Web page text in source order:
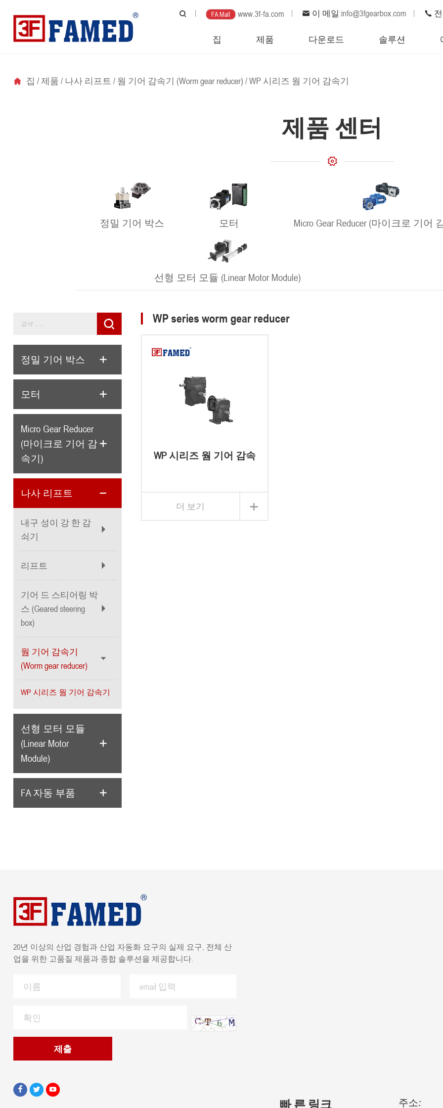
이 메일:info@3fgearbox.com
FA Mall www.3f-fa.com
집 제품 다운로드 솔루션
집 /제품 / 나사 리프트 / 웜 기어 감속기 (Worm gear reducer) /WP 시리즈 웜 기어 감속기
제품 센터
정밀 기어 박스 모터 Micro Gear Reducer (마이크로 기어
선형 모터 모듈 (Linear Motor Module)
정밀 기어 박스
모터
Micro Gear Reducer
(마이크로 기어 감
속기)
나사 리프트
내구 성이 강 한 감
쇠기
리프트
기어 드 스티어링 박
스 (Geared steering
box)
웜 기어 감속기
(Worm gear reducer)
WP 시리즈 웜 기어 감속기
선형 모터 모듈
(Linear Motor
Module)
FA 자동 부품
WP series worm gear reducer
WP 시리즈 웜 기어 감속
+
더 보기
20년 이상의 산업 경험과 산업 자동화 요구의 실제 요구, 전체 산
업을 위한 고품질 제품과 종합 솔루션을 제공합니다.
빠 른 링크 주소: